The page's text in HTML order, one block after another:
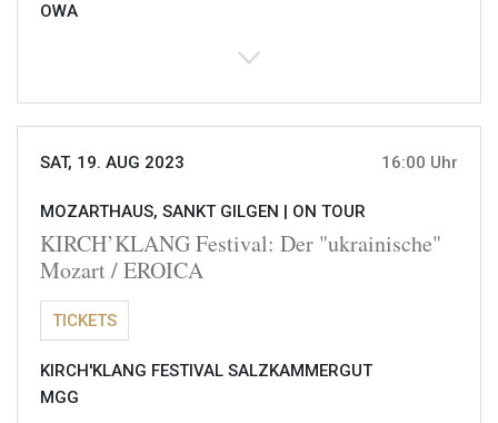
OWA
SAT, 19. AUG 2023 16:00 Uhr
MOZARTHAUS, SANKT GILGEN | ON TOUR
KIRCH’KLANG Festival: Der "ukrainische"
Mozart / EROICA
TICKETS
KIRCH'KLANG FESTIVAL SALZKAMMERGUT
MGG